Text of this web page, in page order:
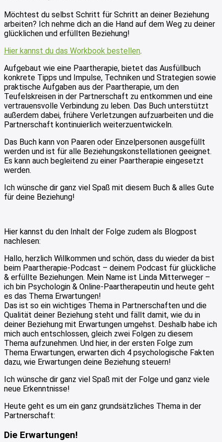
Möchtest du selbst Schritt für Schritt an deiner Beziehung
arbeiten? Ich nehme dich an die Hand auf dem Weg zu deiner
glücklichen und erfüllten Beziehung!
Hier kannst du das Workbook bestellen.
Aufgebaut wie eine Paartherapie, bietet das Ausfüllbuch
konkrete Tipps und Impulse, Techniken und Strategien sowie
praktische Aufgaben aus der Paartherapie, um den
Teufelskreisen in der Partnerschaft zu entkommen und eine
vertrauensvolle Verbindung zu leben. Das Buch unterstützt
außerdem dabei, frühere Verletzungen aufzuarbeiten und die
Partnerschaft kontinuierlich weiterzuentwickeln.
Das Buch kann von Paaren oder Einzelpersonen ausgefüllt
werden und ist für alle Beziehungskonstellationen geeignet.
Es kann auch begleitend zu einer Paartherapie eingesetzt
werden.
Ich wünsche dir ganz viel Spaß mit diesem Buch & alles Gute
für deine Beziehung!
Hier kannst du den Inhalt der Folge zudem als Blogpost
nachlesen:
Hallo, herzlich Willkommen und schön, dass du wieder da bist
beim Paartherapie-Podcast – deinem Podcast für glückliche
& erfüllte Beziehungen. Mein Name ist Linda Mitterweger –
ich bin Psychologin & Online-Paartherapeutin und heute geht
es das Thema Erwartungen!
Das ist so ein wichtiges Thema in Partnerschaften und die
Qualität deiner Beziehung steht und fällt damit, wie du in
deiner Beziehung mit Erwartungen umgehst. Deshalb habe ich
mich auch entschlossen, gleich zwei Folgen zu diesem
Thema aufzunehmen. Und hier, in der ersten Folge zum
Thema Erwartungen, erwarten dich 4 psychologische Fakten
dazu, wie Erwartungen deine Beziehung steuern!
Ich wünsche dir ganz viel Spaß mit der Folge und ganz viele
neue Erkenntnisse!
Heute geht es um ein ganz grundsätzliches Thema in der
Partnerschaft:
Die Erwartungen!